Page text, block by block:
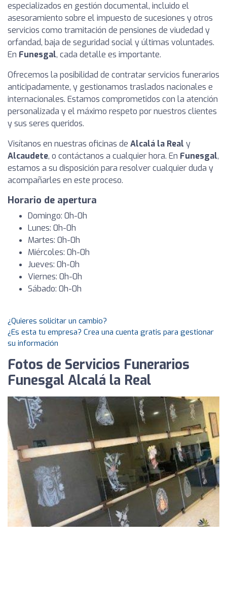
especializados en gestión documental, incluido el
asesoramiento sobre el impuesto de sucesiones y otros
servicios como tramitación de pensiones de viudedad y
orfandad, baja de seguridad social y últimas voluntades.
En Funesgal, cada detalle es importante.
Ofrecemos la posibilidad de contratar servicios funerarios
anticipadamente, y gestionamos traslados nacionales e
internacionales. Estamos comprometidos con la atención
personalizada y el máximo respeto por nuestros clientes
y sus seres queridos.
Visítanos en nuestras oficinas de Alcalá la Real y
Alcaudete, o contáctanos a cualquier hora. En Funesgal,
estamos a su disposición para resolver cualquier duda y
acompañarles en este proceso.
Horario de apertura
Domingo: 0h-0h
Lunes: 0h-0h
Martes: 0h-0h
Miércoles: 0h-0h
Jueves: 0h-0h
Viernes: 0h-0h
Sábado: 0h-0h
¿Quieres solicitar un cambio?
¿Es esta tu empresa? Crea una cuenta gratis para gestionar
su información
Fotos de Servicios Funerarios
Funesgal Alcalá la Real